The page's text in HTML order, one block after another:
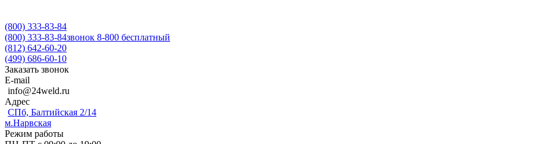
(800) 333-83-84
(800) 333-83-84звонок 8-800 бесплатный
(812) 642-60-20
(499) 686-60-10
Заказать звонок
E-mail
info@24weld.ru
Адрес
СПб, Балтийская 2/14
м.Нарвская
Режим работы